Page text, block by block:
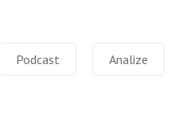
Podcast Analize